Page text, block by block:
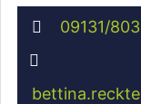
09131/